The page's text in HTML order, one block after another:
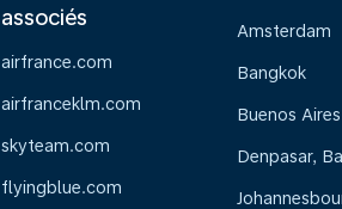
associés
airfrance.com
airfranceklm.com
skyteam.com
flyingblue.com
Amsterdam
Bangkok
Buenos Aires
Denpasar,